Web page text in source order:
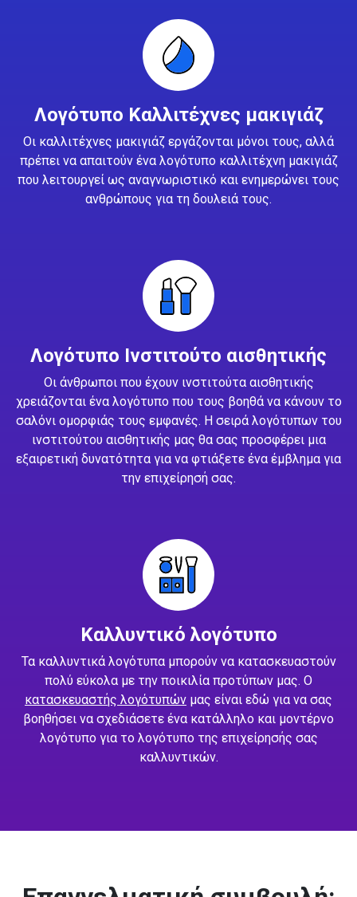
Λογότυπο Καλλιτέχνες μακιγιάζ
Οι καλλιτέχνες μακιγιάζ εργάζονται μόνοι τους, αλλά
πρέπει να απαιτούν ένα λογότυπο καλλιτέχνη μακιγιάζ
που λειτουργεί ως αναγνωριστικό και ενημερώνει τους
ανθρώπους για τη δουλειά τους.
Λογότυπο Ινστιτούτο αισθητικής
Οι άνθρωποι που έχουν ινστιτούτα αισθητικής
χρειάζονται ένα λογότυπο που τους βοηθά να κάνουν το
σαλόνι ομορφιάς τους εμφανές. Η σειρά λογότυπων του
ινστιτούτου αισθητικής μας θα σας προσφέρει μια
εξαιρετική δυνατότητα για να φτιάξετε ένα έμβλημα για
την επιχείρησή σας.
Καλλυντικό λογότυπο
Τα καλλυντικά λογότυπα μπορούν να κατασκευαστούν
πολύ εύκολα με την ποικιλία προτύπων μας. Ο
κατασκευαστής λογότυπών μας είναι εδώ για να σας
βοηθήσει να σχεδιάσετε ένα κατάλληλο και μοντέρνο
λογότυπο για το λογότυπο της επιχείρησής σας
καλλυντικών.